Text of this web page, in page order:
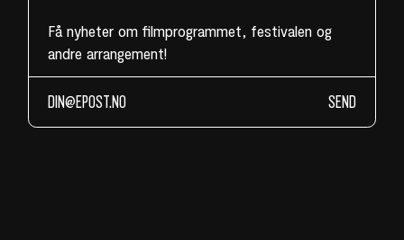
Få nyheter om filmprogrammet, festivalen og
andre arrangement!
SEND